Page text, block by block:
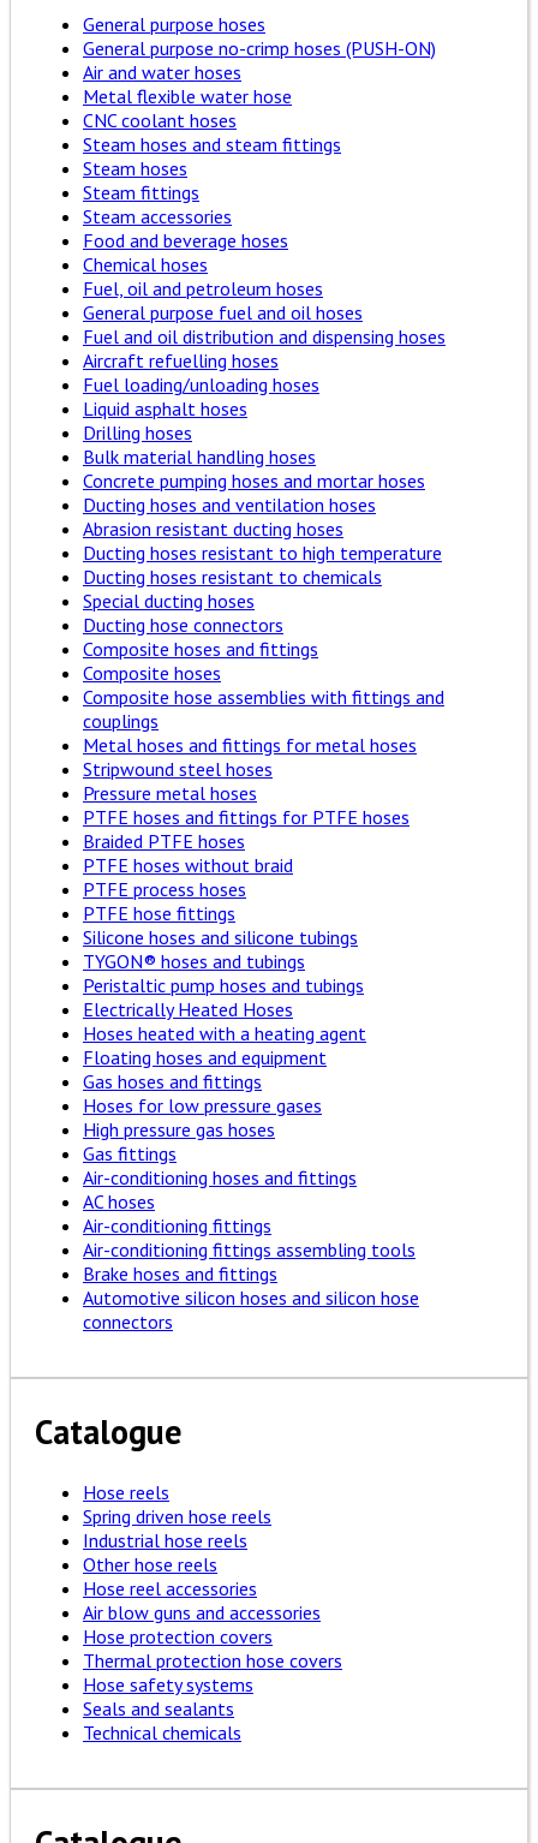
General purpose hoses
General purpose no-crimp hoses (PUSH-ON)
Air and water hoses
Metal flexible water hose
CNC coolant hoses
Steam hoses and steam fittings
Steam hoses
Steam fittings
Steam accessories
Food and beverage hoses
Chemical hoses
Fuel, oil and petroleum hoses
General purpose fuel and oil hoses
Fuel and oil distribution and dispensing hoses
Aircraft refuelling hoses
Fuel loading/unloading hoses
Liquid asphalt hoses
Drilling hoses
Bulk material handling hoses
Concrete pumping hoses and mortar hoses
Ducting hoses and ventilation hoses
Abrasion resistant ducting hoses
Ducting hoses resistant to high temperature
Ducting hoses resistant to chemicals
Special ducting hoses
Ducting hose connectors
Composite hoses and fittings
Composite hoses
Composite hose assemblies with fittings and
couplings
Metal hoses and fittings for metal hoses
Stripwound steel hoses
Pressure metal hoses
PTFE hoses and fittings for PTFE hoses
Braided PTFE hoses
PTFE hoses without braid
PTFE process hoses
PTFE hose fittings
Silicone hoses and silicone tubings
TYGON® hoses and tubings
Peristaltic pump hoses and tubings
Electrically Heated Hoses
Hoses heated with a heating agent
Floating hoses and equipment
Gas hoses and fittings
Hoses for low pressure gases
High pressure gas hoses
Gas fittings
Air-conditioning hoses and fittings
AC hoses
Air-conditioning fittings
Air-conditioning fittings assembling tools
Brake hoses and fittings
Automotive silicon hoses and silicon hose
connectors
Catalogue
Hose reels
Spring driven hose reels
Industrial hose reels
Other hose reels
Hose reel accessories
Air blow guns and accessories
Hose protection covers
Thermal protection hose covers
Hose safety systems
Seals and sealants
Technical chemicals